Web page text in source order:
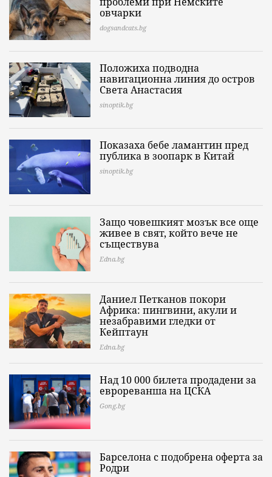
овчарки
dogsandcats.bg
Положиха подводна
навигационна линия до остров
Света Анастасия
sinoptik.bg
Показаха бебе ламантин пред
публика в зоопарк в Китай
sinoptik.bg
Защо човешкият мозък все още
живее в свят, който вече не
съществува
Edna.bg
Даниел Петканов покори
Африка: пингвини, акули и
незабравими гледки от
Кейптаун
Edna.bg
Над 10 000 билета продадени за
еврореванша на ЦСКА
Gong.bg
Барселона с подобрена оферта за
Родри